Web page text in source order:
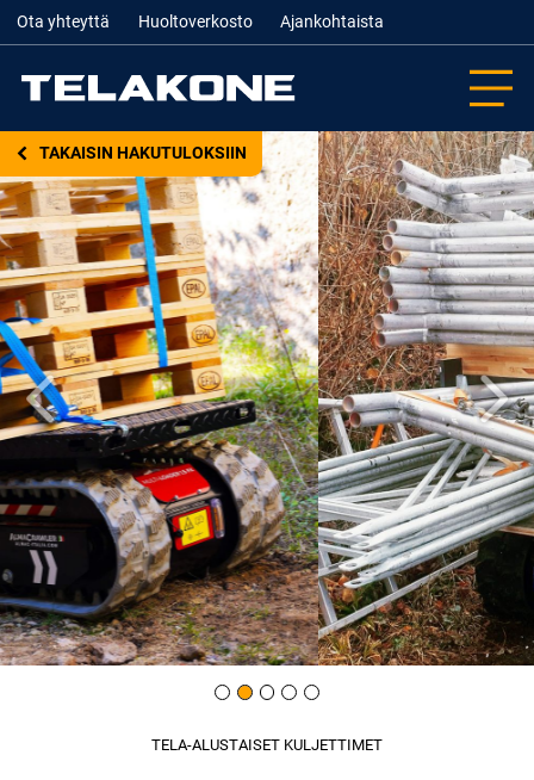
Ota yhteyttä Huoltoverkosto Ajankohtaista
TAKAISIN HAKUTULOKSIIN
Edellinen
TELA-ALUSTAISET KULJETTIMET